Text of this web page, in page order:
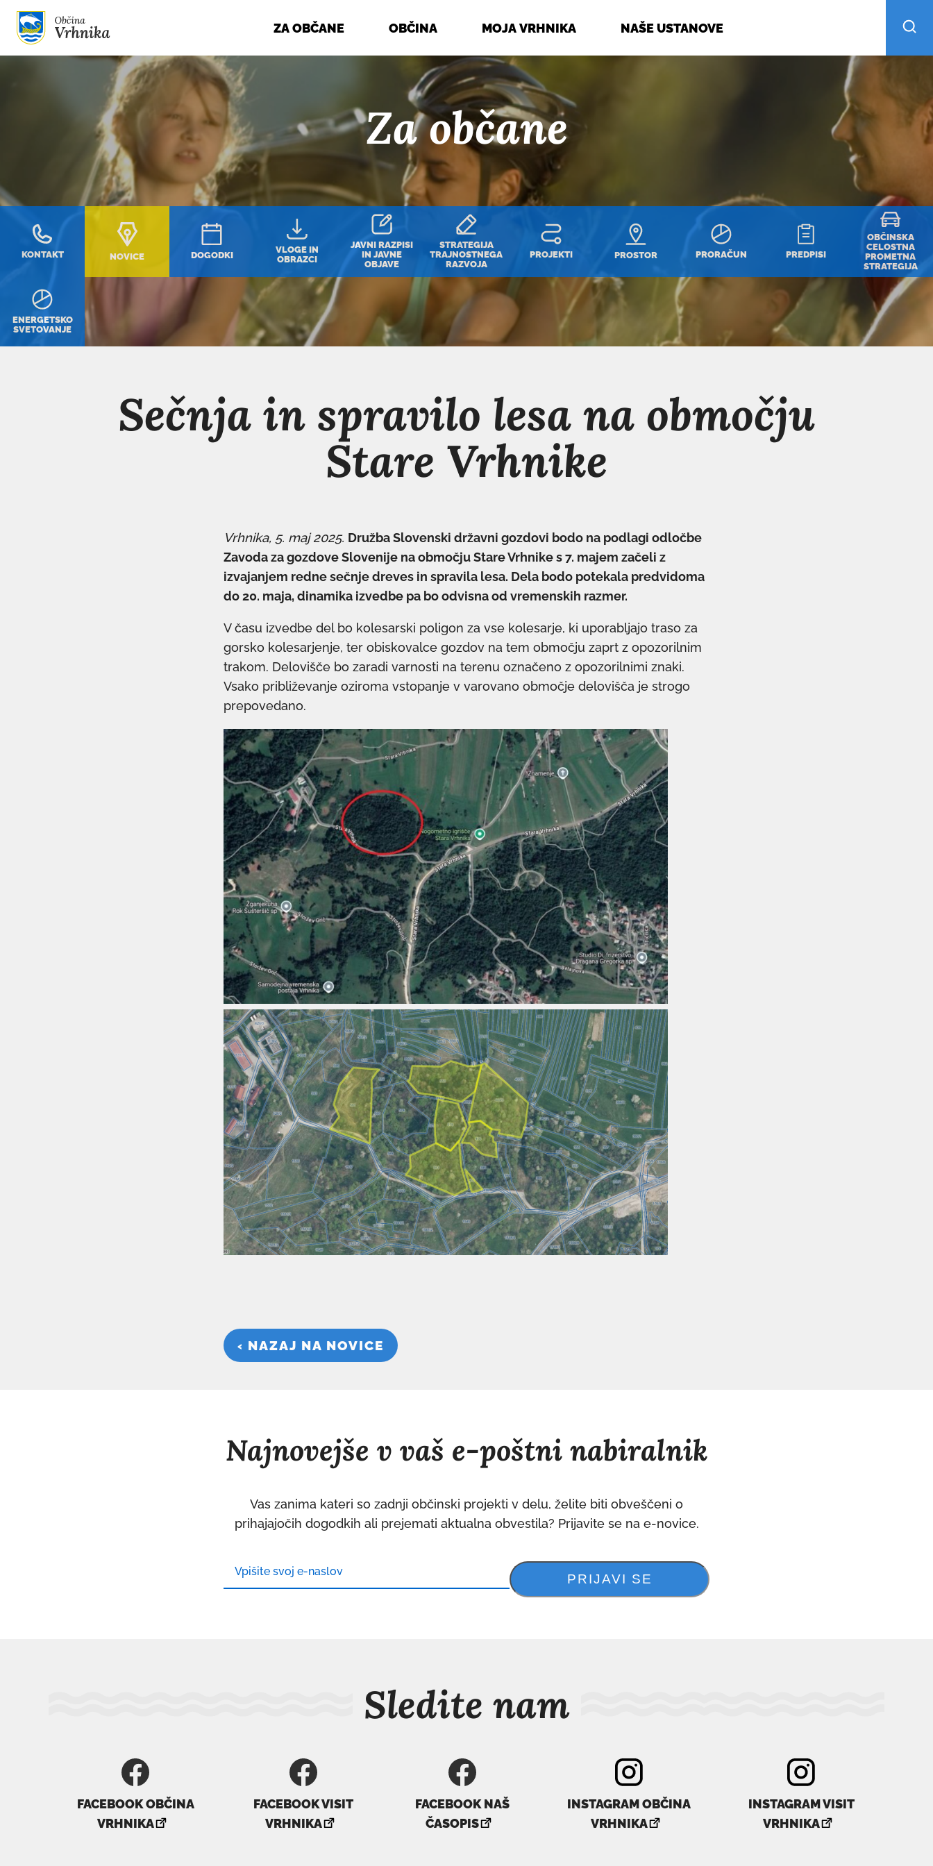
Skoči do osrednje vsebine
ZA OBČANE OBČINA MOJA VRHNIKA NAŠE USTANOVE
Za občane
KONTAKT NOVICE DOGODKI
VLOGE IN
OBRAZCI
JAVNI RAZPISI
IN JAVNE
OBJAVE
STRATEGIJA
TRAJNOSTNEGA
RAZVOJA
PROJEKTI PROSTOR PRORAČUN PREDPISI
OBČINSKA
CELOSTNA
PROMETNA
STRATEGIJA
ENERGETSKO
SVETOVANJE
Sečnja in spravilo lesa na območju
Stare Vrhnike
Vrhnika, 5. maj 2025. Družba Slovenski državni gozdovi bodo na podlagi odločbe
Zavoda za gozdove Slovenije na območju Stare Vrhnike s 7. majem začeli z
izvajanjem redne sečnje dreves in spravila lesa. Dela bodo potekala predvidoma
do 20. maja, dinamika izvedbe pa bo odvisna od vremenskih razmer.
V času izvedbe del bo kolesarski poligon za vse kolesarje, ki uporabljajo traso za
gorsko kolesarjenje, ter obiskovalce gozdov na tem območju zaprt z opozorilnim
trakom. Delovišče bo zaradi varnosti na terenu označeno z opozorilnimi znaki.
Vsako približevanje oziroma vstopanje v varovano območje delovišča je strogo
prepovedano.
‹ NAZAJ NA NOVICE
Najnovejše v vaš e-poštni nabiralnik
Vas zanima kateri so zadnji občinski projekti v delu, želite biti obveščeni o
prihajajočih dogodkih ali prejemati aktualna obvestila? Prijavite se na e-novice.
Sledite nam
FACEBOOK OBČINA
VRHNIKA
povezava
se
FACEBOOK VISIT
VRHNIKA
povezava
se
FACEBOOK NAŠ
ČASOPIS
povezava
se
INSTAGRAM OBČINA
VRHNIKA
povezava
se
INSTAGRAM VISIT
VRHNIKA
povezava
se